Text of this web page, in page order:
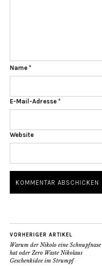
Name *
E-Mail-Adresse *
Website
VORHERIGER ARTIKEL
Warum der Nikolo eine Schnupfnase
hat oder Zero Waste Nikolaus
Geschenkidee im Strumpf